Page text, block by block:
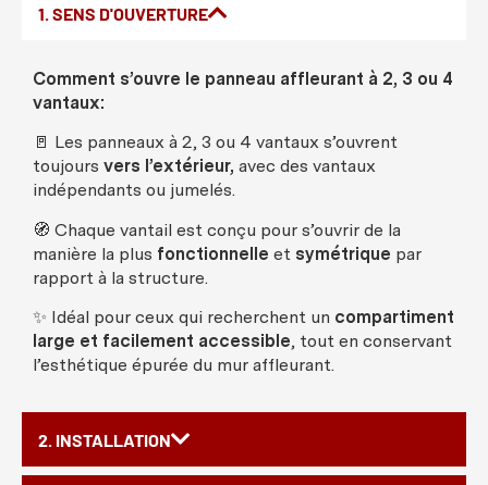
1. SENS D'OUVERTURE
2. INSTALLATION
Comment s’ouvre le panneau affleurant à 2, 3 ou 4
vantaux:
🚪 Les panneaux à 2, 3 ou 4 vantaux s’ouvrent
toujours vers l’extérieur, avec des vantaux
indépendants ou jumelés.
🧭 Chaque vantail est conçu pour s’ouvrir de la
manière la plus fonctionnelle et symétrique par
rapport à la structure.
✨ Idéal pour ceux qui recherchent un compartiment
large et facilement accessible, tout en conservant
l’esthétique épurée du mur affleurant.